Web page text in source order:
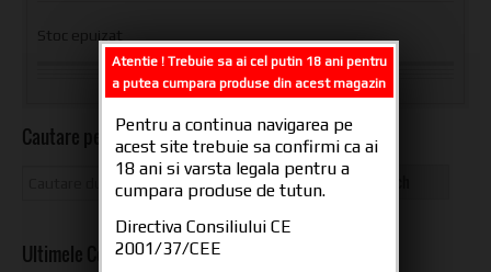
Stoc epuizat
Cautare pe site
Ultimele Comentarii
Atentie ! Trebuie sa ai cel putin 18 ani pentru
a putea cumpara produse din acest magazin
Pentru a continua navigarea pe
acest site trebuie sa confirmi ca ai
18 ani si varsta legala pentru a
cumpara produse de tutun.
Directiva Consiliului CE
2001/37/CEE